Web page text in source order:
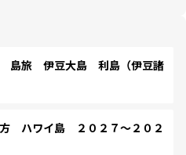
島旅 伊豆大島 利島（伊豆諸
ハワイ島 ２０２７～２０２